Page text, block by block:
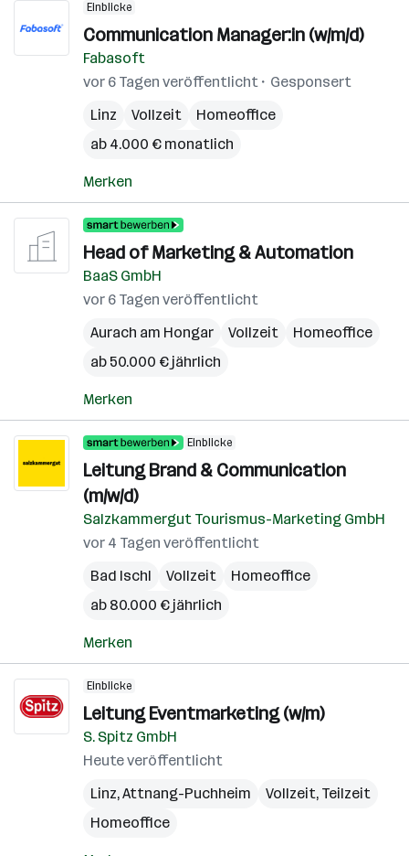
Einblicke
Communication Manager:in (w/m/d)
Fabasoft
vor 6 Tagen veröffentlicht
Gesponsert
Linz
Vollzeit
Homeoffice
ab 4.000 € monatlich
Merken
Head of Marketing & Automation
BaaS GmbH
vor 6 Tagen veröffentlicht
Aurach am Hongar
Vollzeit
Homeoffice
ab 50.000 € jährlich
Merken
Einblicke
Leitung Brand & Communication
(m/w/d)
Salzkammergut Tourismus-Marketing GmbH
vor 4 Tagen veröffentlicht
Bad Ischl
Vollzeit
Homeoffice
ab 80.000 € jährlich
Merken
Einblicke
Leitung Eventmarketing (w/m)
S. Spitz GmbH
Heute veröffentlicht
Linz,Attnang-Puchheim
Vollzeit, Teilzeit
Homeoffice